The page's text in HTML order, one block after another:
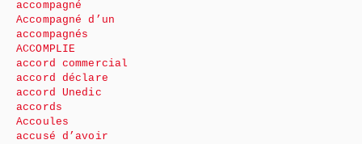
accompagné
Accompagné d’un
accompagnés
ACCOMPLIE
accord commercial
accord déclare
accord Unedic
accords
Accoules
accusé d’avoir